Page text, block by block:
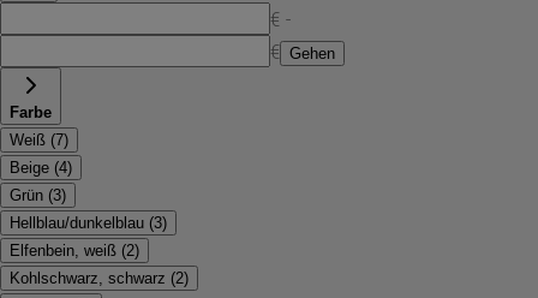
€ -
€ Gehen
Farbe
Weiß (7)
Beige (4)
Grün (3)
Hellblau/dunkelblau (3)
Elfenbein, weiß (2)
Kohlschwarz, schwarz (2)